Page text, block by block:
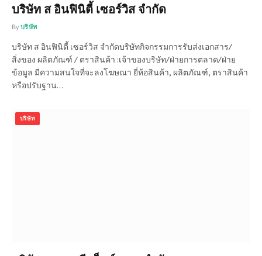
บริษัท ส อินฟินิตี้ เซอร์วิส จำกัด
By บริษัท
บริษัท ส อินฟินิตี้ เซอร์วิส จำกัดบริษัทกิจกรรมการรับส่งเอกสาร/
สิ่งของ ผลิตภัณฑ์ / ตราสินค้า :เจ้าของบริษัท/ฝ่ายการตลาด/ฝ่าย
ข้อมูล มีความสนใจที่จะลงโฆษณา ยี่ห้อสินค้า, ผลิตภัณฑ์, ตราสินค้า
หรือปรับฐาน…
บริษัท